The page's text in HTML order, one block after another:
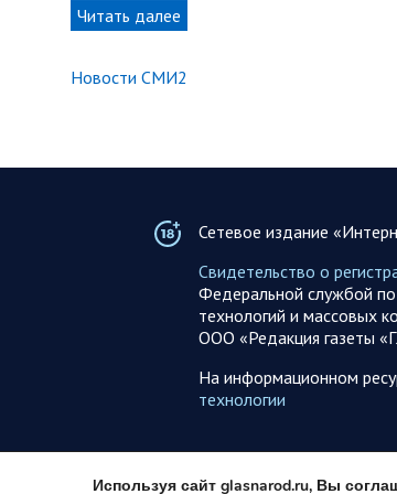
Читать далее
Новости СМИ2
Сетевое издание
Свидетельство о
Федеральной службой
технологий и массовых
ООО «Редакция газеты
На информационном
технологии
Используя сайт glasnarod.ru, Вы